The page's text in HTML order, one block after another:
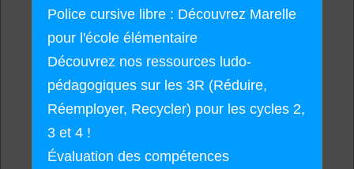
Police cursive libre : Découvrez Marelle
pour l'école élémentaire
Découvrez nos ressources ludo-
pédagogiques sur les 3R (Réduire,
Réemployer, Recycler) pour les cycles 2,
3 et 4 !
Évaluation des compétences